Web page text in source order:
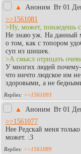
▲ Аноним Вт 01
>>1561081
>Ну, может, понаедешь
Не знаю уж. На данный
о том, как с топором
суп из шишек.
>А смысл отрицать
У многих людей почему-
что ничто людское им
здоровыми, а не
>>1561093
▲ Аноним Вт 01
>>1561077
Нее Редскай меня
может. :3
>>1561089